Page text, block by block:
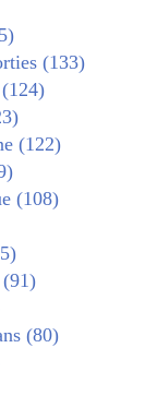
(133)
(122)
(108)
(91)
(80)